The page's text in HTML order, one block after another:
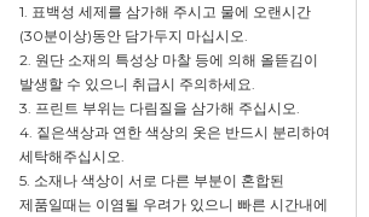
1. 표백성 세제를 삼가해 주시고 물에 오랜시간
(30분이상)동안 담가두지 마십시오.
2. 원단 소재의 특성상 마찰 등에 의해 올뜯김이
발생할 수 있으니 취급시 주의하세요.
3. 프린트 부위는 다림질을 삼가해 주십시오.
4. 짙은색상과 연한 색상의 옷은 반드시 분리하여
세탁해주십시오.
5. 소재나 색상이 서로 다른 부분이 혼합된
제품일때는 이염될 우려가 있으니 빠른 시간내에